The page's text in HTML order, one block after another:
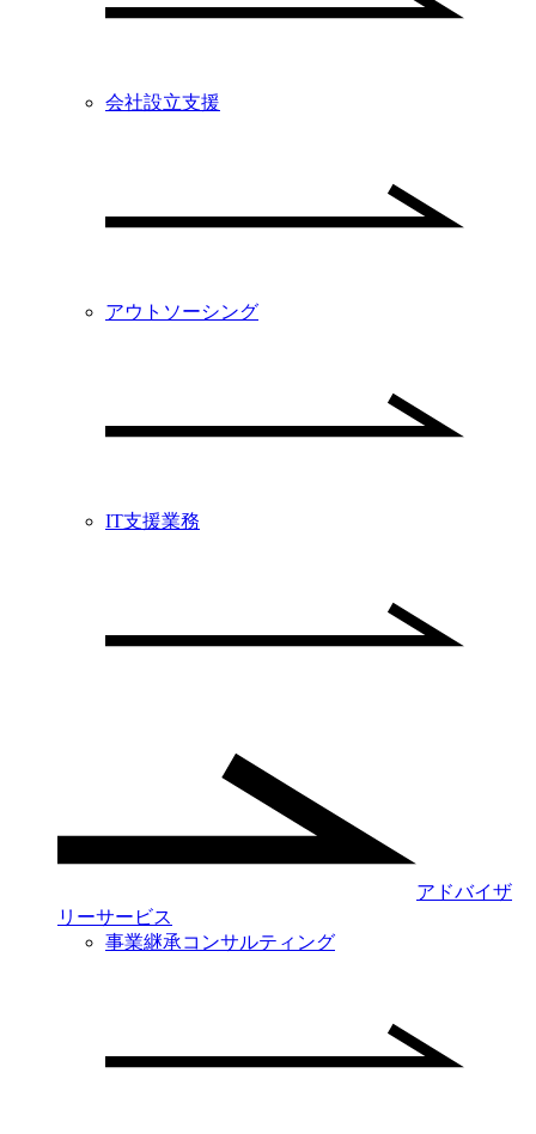
会社設立支援
アウトソーシング
IT支援業務
アドバイザ
リーサービス
事業継承コンサルティング